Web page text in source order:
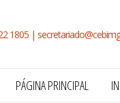
1805 |
PÁGINA PRINCIPAL